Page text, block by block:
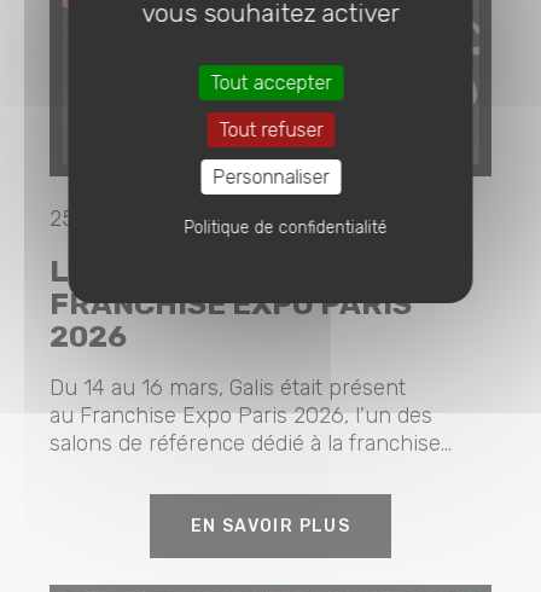
25-03-2026 | STAND
LE GROUPE GALIS AU
FRANCHISE EXPO PARIS
2026
Du 14 au 16 mars, Galis était présent
au Franchise Expo Paris 2026, l’un des
salons de référence dédié à la franchise...
EN SAVOIR PLUS
vous souhaitez activer
Tout accepter
Tout refuser
Personnaliser
Politique de confidentialité